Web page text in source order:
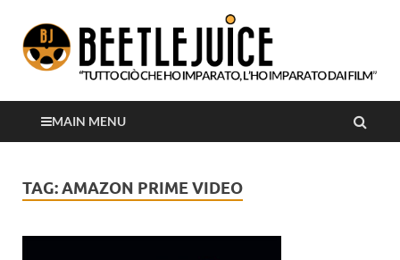
Beetlejuice
MAIN MENU
TAG:AMAZON PRIME VIDEO